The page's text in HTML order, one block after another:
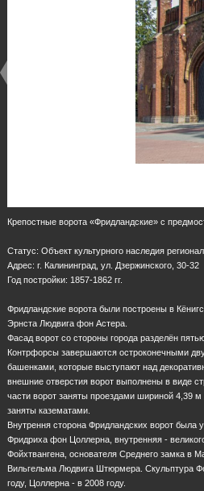
Крепостные ворота «Фридландские» с
Статус: Объект культурного наследия
Адрес: г. Калининград, ул. Дзержинского, 30-32
Год постройки: 1857-1862 гг.
Фридландские ворота были построены в
Эрнста Людвига фон Астера.
Фасад ворот со стороны города разделён
Контрфорсы завершаются остроконечными
башенками, которые выступают над
внешние отверстия ворот выполнены в виде
части ворот заняты проездами шириной 4,39
заняты казематами.
Внутрення сторона Фридландских ворот была
Фридриха фон Цоллерна, внутренняя -
Фойхтвангена, основателя Среднего замка в
Вильгельма Людвига Штюрмера. Скульптура
году, Цоллерна - в 2008 году.